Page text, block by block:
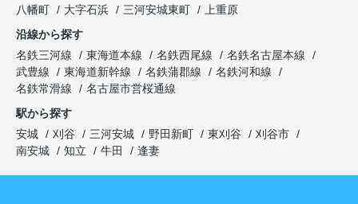
八幡町
大字石浜 三河安城東町
上重原
沿線から探す
名鉄三河線
東海道本線 名鉄西尾線
名鉄名古屋本線
武豊線
東海道新幹線 名鉄蒲郡線
名鉄河和線
名鉄常滑線
名古屋市営桜通線
駅から探す
安城
刈谷 三河安城 野田新町 東刈谷
刈谷市
南安城
知立 牛田 逢妻